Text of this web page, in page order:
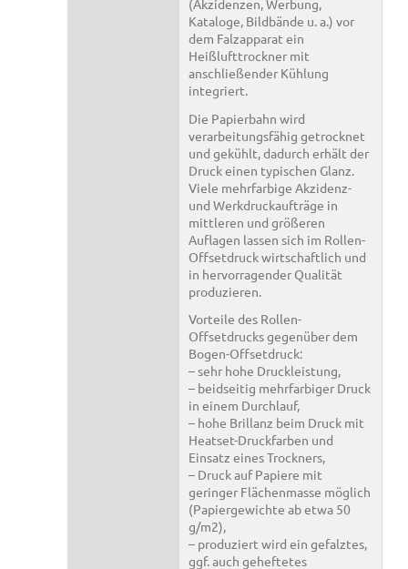
(Akzidenzen, Werbung,
Kataloge, Bildbände u. a.) vor
dem Falzapparat ein
Heißlufttrockner mit
anschließender Kühlung
integriert.
Die Papierbahn wird
verarbeitungsfähig getrocknet
und gekühlt, dadurch erhält der
Druck einen typischen Glanz.
Viele mehrfarbige Akzidenz-
und Werkdruckaufträge in
mittleren und größeren
Auflagen lassen sich im Rollen-
Offsetdruck wirtschaftlich und
in hervorragender Qualität
produzieren.
Vorteile des Rollen-
Offsetdrucks gegenüber dem
Bogen-Offsetdruck:
– sehr hohe Druckleistung,
– beidseitig mehrfarbiger Druck
in einem Durchlauf,
– hohe Brillanz beim Druck mit
Heatset-Druckfarben und
Einsatz eines Trockners,
– Druck auf Papiere mit
geringer Flächenmasse möglich
(Papiergewichte ab etwa 50
g/m2),
– produziert wird ein gefalztes,
ggf. auch geheftetes